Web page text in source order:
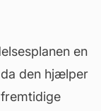
en
den hjælper